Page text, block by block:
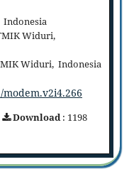
Widuri,
Widuri, Indonesia
Download: 1198